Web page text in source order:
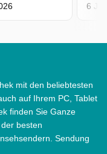
6
mit den beliebtesten
auf Ihrem PC, Tablet
finden Sie Ganze
besten
Sendung